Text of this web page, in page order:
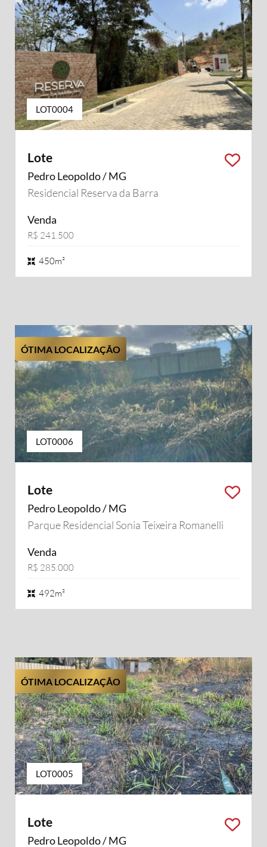
LOT0004
Lote
Pedro Leopoldo / MG
Residencial Reserva da Barra
Venda
R$ 241.500
450m²
ÓTIMA LOCALIZAÇÃO
LOT0006
Lote
Pedro Leopoldo / MG
Parque Residencial Sonia Teixeira Romanelli
Venda
R$ 285.000
492m²
ÓTIMA LOCALIZAÇÃO
LOT0005
Lote
Pedro Leopoldo / MG